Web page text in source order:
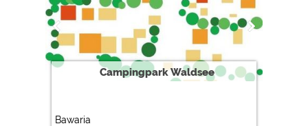
Campingpark Waldsee
Bawaria